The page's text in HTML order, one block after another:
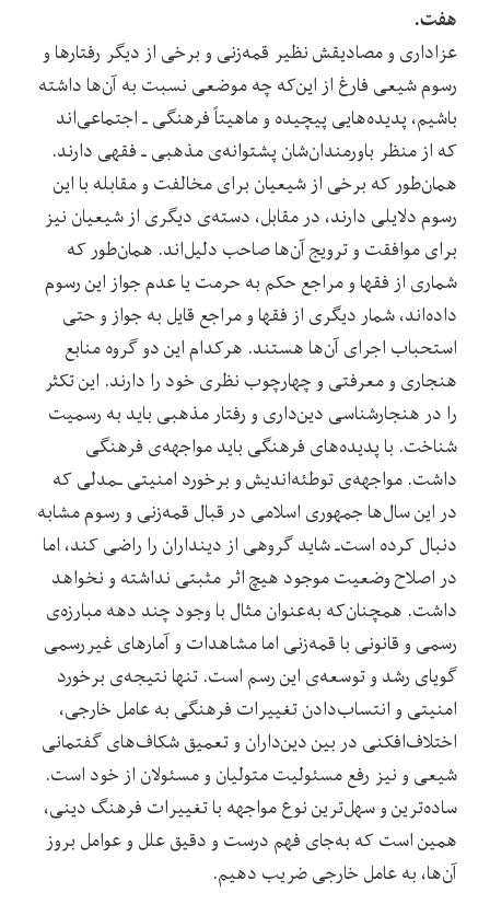
هفت.
عزاداری و مصادیقش نظیر قمه‌زنی و برخی از دیگر رفتارها و
رسوم شیعی فارغ از این‌که چه موضعی نسبت به آن‌ها داشته
باشیم، پدیده‌هایی پیچیده و ماهیتاً فرهنگی ـ اجتماعی‌اند
که از منظر باورمندان‌شان پشتوانه‌ی مذهبی ـ فقهی دارند.
همان‌طور که برخی از شیعیان برای مخالفت و مقابله با این
رسوم دلایلی دارند، در مقابل، دسته‌ی دیگری از شیعیان نیز
برای موافقت و ترویج آن‌ها صاحب دلیل‌اند. همان‌طور که
شماری از فقها و مراجع حکم به حرمت یا عدم جواز این رسوم
داده‌اند، شمار دیگری از فقها و مراجع قایل به جواز و حتی
استحباب اجرای آن‌ها هستند. هرکدام این دو گروه منابع
هنجاری و معرفتی و چهارچوب‌ نظری خود را دارند. این تکثر
را در هنجارشناسی دین‌داری و رفتار مذهبی باید به رسمیت
شناخت. با پدیده‌های فرهنگی باید مواجهه‌ی فرهنگی
داشت. مواجهه‌ی توطئه‌اندیش و برخورد امنیتی ـمدلی که
در این سال‌ها جمهوری اسلامی در قبال قمه‌زنی و رسوم مشابه
دنبال کرده است‌ـ شاید گروهی از دینداران را راضی کند، اما
در اصلاح وضعیت موجود هیچ اثر مثبتی نداشته و نخواهد
داشت. همچنان‌که به‌عنوان مثال با وجود چند دهه مبارزه‌ی
رسمی و قانونی با قمه‌زنی اما مشاهدات و آمارهای غیررسمی
گویای رشد و توسعه‌ی این رسم است. تنها نتیجه‌ی برخورد
امنیتی و انتساب‌دادن تغییرات فرهنگی به عامل خارجی،
اختلاف‌افکنی در بین دین‌د‌اران و تعمیق شکاف‌های گفتمانی
شیعی و نیز رفع مسئولیت متولیان و مسئولان از خود است.
ساده‌ترین و سهل‌ترین نوع مواجهه با تغییرات فرهنگ دینی،
همین است که به‌جای فهم درست و دقیق علل و عوامل بروز
آن‌ها، به عامل خارجی ضریب دهیم.